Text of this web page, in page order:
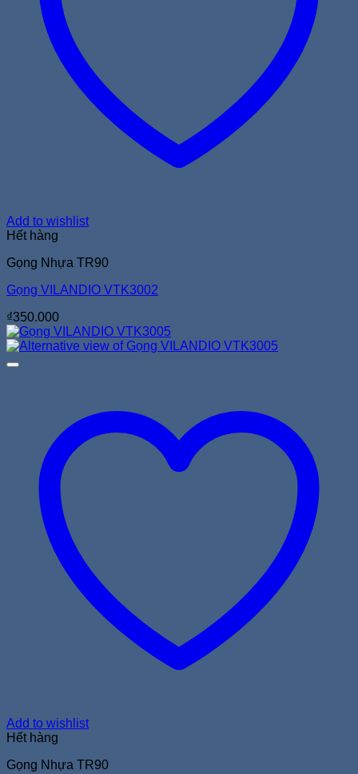
Add to wishlist
Hết hàng
Gọng Nhựa TR90
Gọng VILANDIO VTK3002
₫350.000
Add to wishlist
Hết hàng
Gọng Nhựa TR90